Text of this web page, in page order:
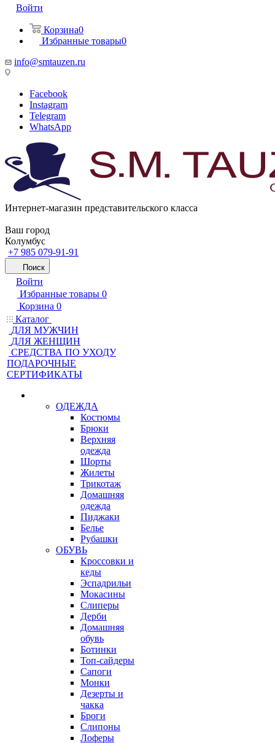
Войти
Корзина0
Избранные товары0
info@smtauzen.ru
Facebook
Instagram
Telegram
WhatsApp
Интернет-магазин представительского класса
Ваш город
Колумбус
+7 985 079-91-91
Поиск
Войти
Избранные товары 0
Корзина 0
Каталог
ДЛЯ МУЖЧИН
ДЛЯ ЖЕНЩИН
CРЕДСТВА ПО УХОДУ
ПОДАРОЧНЫЕ
СЕРТИФИКАТЫ
ОДЕЖДА
Костюмы
Брюки
Верхняя
одежда
Шорты
Жилеты
Трикотаж
Домашняя
одежда
Пиджаки
Белье
Рубашки
ОБУВЬ
Кроссовки и
кеды
Эспадрильи
Мокасины
Слиперы
Дерби
Домашняя
обувь
Ботинки
Топ-сайдеры
Сапоги
Монки
Дезерты и
чакка
Броги
Слипоны
Лоферы